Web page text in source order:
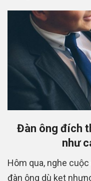
Đàn ông đích
như
Hôm qua, nghe
đàn ông dù kẹt